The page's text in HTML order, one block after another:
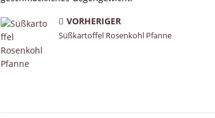
VORHERIGER
Süßkartoffel Rosenkohl Pfanne